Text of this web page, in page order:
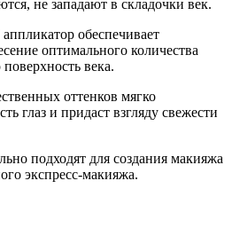
не западают в складочки век.
обеспечивает
оптимального количества
века.
оттенков мягко
глаз и придаст взгляду свежести
подходят для создания макияжа
экспресс-макияжа.